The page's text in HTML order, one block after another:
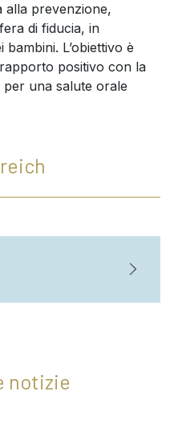
alla prevenzione,
di fiducia, in
L’obiettivo è
positivo con la
una salute orale
notizie